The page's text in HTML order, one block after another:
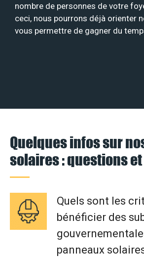
nombre de personnes de votre
ceci, nous pourrons déjà orienter
vous permettre de gagner du
Quelques infos sur
solaires : questions
Quels sont les
bénéficier des
panneaux